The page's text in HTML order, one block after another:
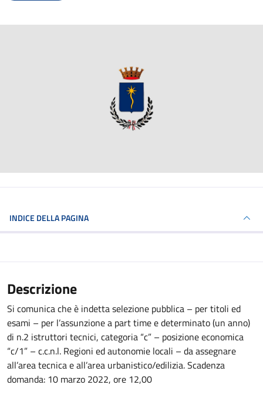
INDICE DELLA PAGINA
Descrizione
Si comunica che è indetta selezione pubblica – per titoli ed
esami – per l’assunzione a part time e determinato (un anno)
di n.2 istruttori tecnici, categoria “c” – posizione economica
“c/1” – c.c.n.l. Regioni ed autonomie locali – da assegnare
all’area tecnica e all’area urbanistico/edilizia. Scadenza
domanda: 10 marzo 2022, ore 12,00